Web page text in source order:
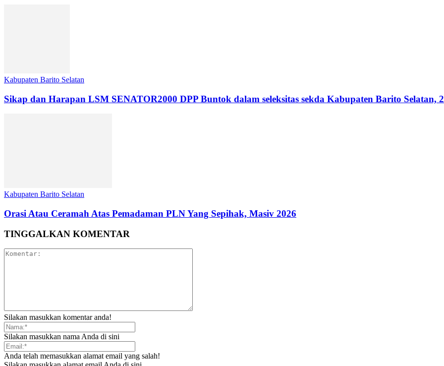
Kabupaten Barito Selatan
Sikap dan Harapan LSM SENATOR2000 DPP Buntok dalam seleksitas sekda Kabupaten Barito Selatan,
Kabupaten Barito Selatan
Orasi Atau Ceramah Atas Pemadaman PLN Yang Sepihak, Masiv 2026
TINGGALKAN KOMENTAR
Silakan masukkan komentar anda!
Silakan masukkan nama Anda di sini
Anda telah memasukkan alamat email yang salah!